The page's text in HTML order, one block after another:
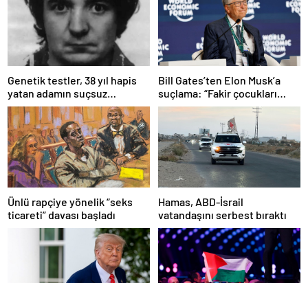
Genetik testler, 38 yıl hapis
yatan adamın suçsuz
olduğunu ortaya çıkardı
Bill Gates’ten Elon Musk’a
suçlama: “Fakir çocukları
öldürdü”
Ünlü rapçiye yönelik “seks
ticareti” davası başladı
Hamas, ABD-İsrail
vatandaşını serbest bıraktı